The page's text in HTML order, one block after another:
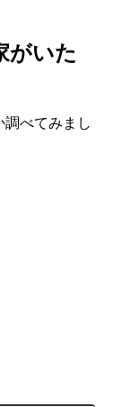
がいた
べてみまし